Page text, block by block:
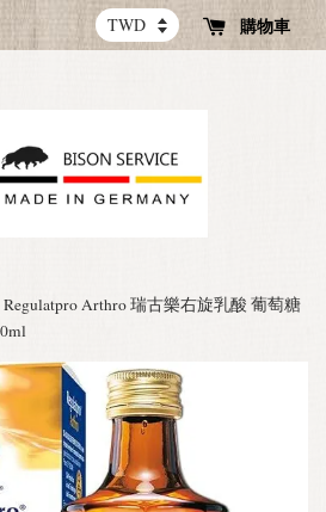
購物車
Arthro 瑞古樂右旋乳酸 葡萄糖